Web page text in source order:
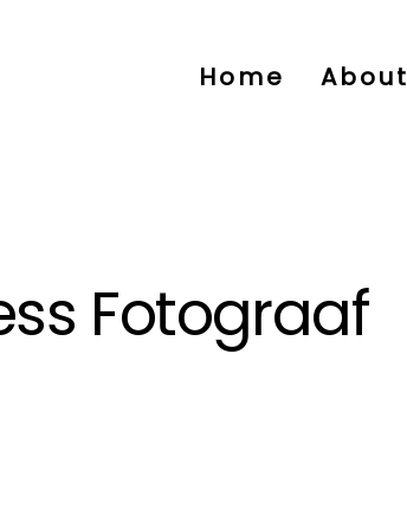
Home About
Fotograaf